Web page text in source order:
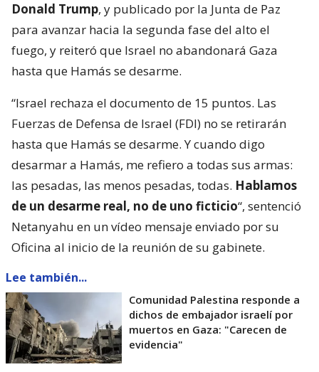
Donald Trump, y publicado por la Junta de Paz
para avanzar hacia la segunda fase del alto el
fuego, y reiteró que Israel no abandonará Gaza
hasta que Hamás se desarme.
“Israel rechaza el documento de 15 puntos. Las
Fuerzas de Defensa de Israel (FDI) no se retirarán
hasta que Hamás se desarme. Y cuando digo
desarmar a Hamás, me refiero a todas sus armas:
las pesadas, las menos pesadas, todas. Hablamos
de un desarme real, no de uno ficticio“, sentenció
Netanyahu en un vídeo mensaje enviado por su
Oficina al inicio de la reunión de su gabinete.
Lee también...
Comunidad Palestina responde a
dichos de embajador israelí por
muertos en Gaza: "Carecen de
evidencia"